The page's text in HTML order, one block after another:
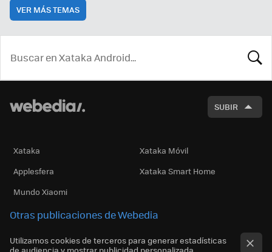
VER MÁS TEMAS
SUBIR
Xataka
Xataka Móvil
Applesfera
Xataka Smart Home
Mundo Xiaomi
Otras publicaciones de Webedia
Utilizamos cookies de terceros para generar estadísticas